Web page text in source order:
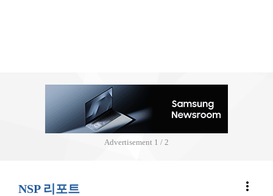
Advertisement 2 / 2
NSP 리포트 more_vert